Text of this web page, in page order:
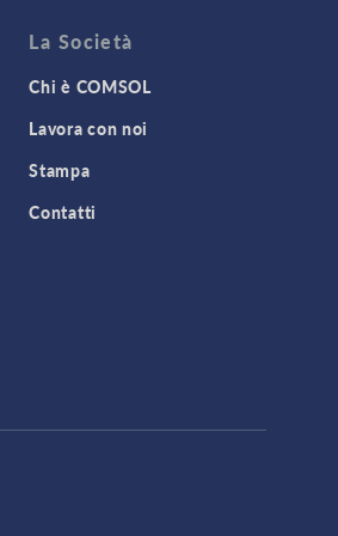
La Società
Chi è COMSOL
Lavora con noi
Stampa
Contatti